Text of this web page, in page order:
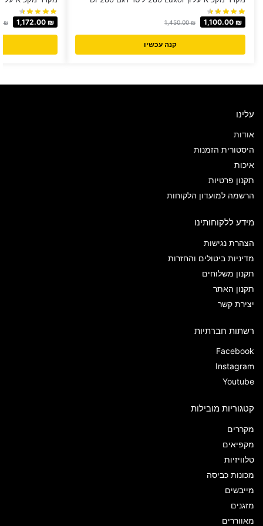
1,450.00₪ 1,100.00 ₪
קנה עכשיו
₪ 1,172.00 ₪
עלינו
אודות
היסטורית הזמנות
איכות
תקנון פרטיות
הרשמה למועדון הלקוחות
מידע ללקוחותינו
הצהרת נגישות
מדיניות ביטולים והחזרות
תקנון משלוחים
תקנון האתר
יצירת קשר
רשתות חברתיות
Facebook
Instagram
Youtube
קטגוריות מובילות
מקררים
מקפיאים
טלוויזיות
מכונות כביסה
מייבשים
מזגנים
מאווררים